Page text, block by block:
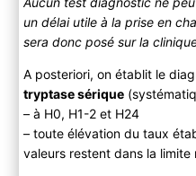
un délai utile à la prise en
sera donc posé sur la
A posteriori, on établit le
tryptase sérique
– à H0, H1-2 et H24
– toute élévation du taux
valeurs restent dans la limite